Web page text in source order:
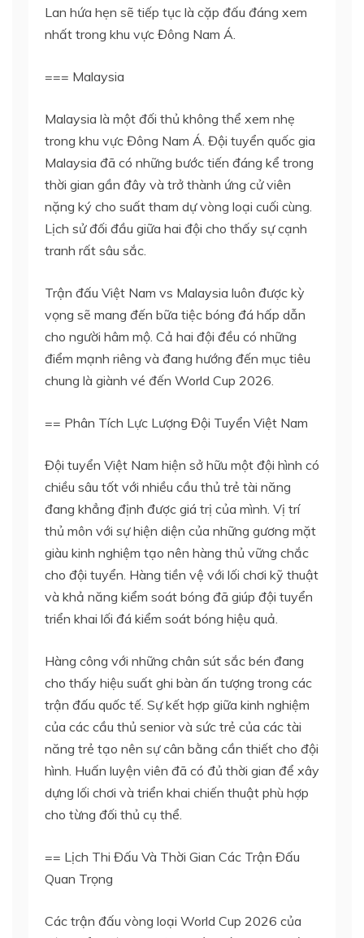
Lan hứa hẹn sẽ tiếp tục là cặp đấu đáng xem
nhất trong khu vực Đông Nam Á.
=== Malaysia
Malaysia là một đối thủ không thể xem nhẹ
trong khu vực Đông Nam Á. Đội tuyển quốc gia
Malaysia đã có những bước tiến đáng kể trong
thời gian gần đây và trở thành ứng cử viên
nặng ký cho suất tham dự vòng loại cuối cùng.
Lịch sử đối đầu giữa hai đội cho thấy sự cạnh
tranh rất sâu sắc.
Trận đấu Việt Nam vs Malaysia luôn được kỳ
vọng sẽ mang đến bữa tiệc bóng đá hấp dẫn
cho người hâm mộ. Cả hai đội đều có những
điểm mạnh riêng và đang hướng đến mục tiêu
chung là giành vé đến World Cup 2026.
== Phân Tích Lực Lượng Đội Tuyển Việt Nam
Đội tuyển Việt Nam hiện sở hữu một đội hình có
chiều sâu tốt với nhiều cầu thủ trẻ tài năng
đang khẳng định được giá trị của mình. Vị trí
thủ môn với sự hiện diện của những gương mặt
giàu kinh nghiệm tạo nên hàng thủ vững chắc
cho đội tuyển. Hàng tiền vệ với lối chơi kỹ thuật
và khả năng kiểm soát bóng đã giúp đội tuyển
triển khai lối đá kiểm soát bóng hiệu quả.
Hàng công với những chân sút sắc bén đang
cho thấy hiệu suất ghi bàn ấn tượng trong các
trận đấu quốc tế. Sự kết hợp giữa kinh nghiệm
của các cầu thủ senior và sức trẻ của các tài
năng trẻ tạo nên sự cân bằng cần thiết cho đội
hình. Huấn luyện viên đã có đủ thời gian để xây
dựng lối chơi và triển khai chiến thuật phù hợp
cho từng đối thủ cụ thể.
== Lịch Thi Đấu Và Thời Gian Các Trận Đấu
Quan Trọng
Các trận đấu vòng loại World Cup 2026 của